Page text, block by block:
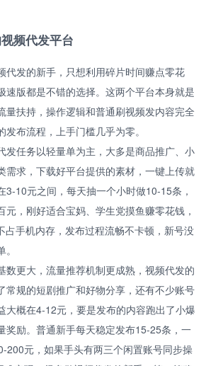
频代发平台
代发的新手，只想利用碎片时间赚点零花
速版都是不错的选择。这两个平台本身就是
量扶持，操作逻辑和普通刷视频发内容完全
布流程，上手门槛几乎为零。
发任务以轻量单为主，大多是商品推广、小
需求，下载好平台提供的素材，一键上传就
3-10元之间，每天抽一个小时做10-15条，
元，刚好适合宝妈、学生党摸鱼赚零花钱，
占手机内存，发布过程流畅不卡顿，新号没
数更大，流量推荐机制更成熟，视频代发的
常规的短剧推广和好物分享，还有不少账号
大概在4-12元，要是发布的内容跑出了小爆
奖励。普通新手每天稳定发布15-25条，一
200元，如果手头有两三个闲置账号同步操